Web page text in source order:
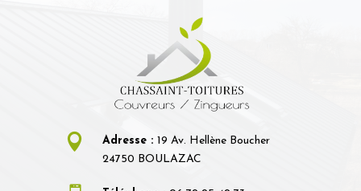
 Adresse : 19 Av. Hellène Boucher
24750 BOULAZAC